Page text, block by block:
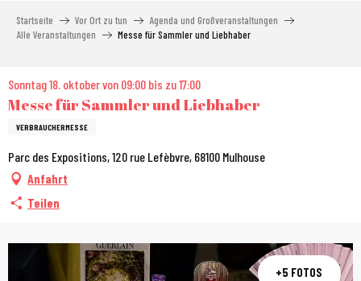
Startseite Vor Ort zu tun
Agenda und Großveranstaltungen
Alle Veranstaltungen
Messe für Sammler und Liebhaber
Sonntag 18. oktober von 09:00 bis zu 17:00
Messe für Sammler und Liebhaber
VERBRAUCHERMESSE
Parc des Expositions, 120 rue Lefèbvre, 68100 Mulhouse
Anfahrt
Teilen
+5 FOTOS